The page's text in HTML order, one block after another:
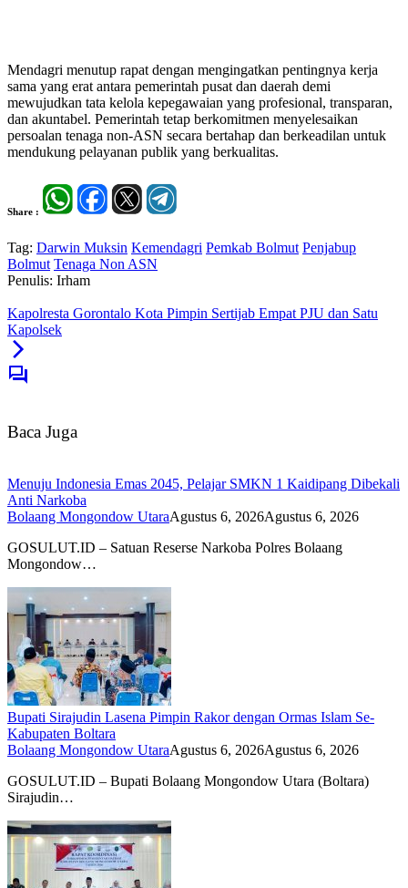
Mendagri menutup rapat dengan mengingatkan pentingnya kerja
sama yang erat antara pemerintah pusat dan daerah demi
mewujudkan tata kelola kepegawaian yang profesional, transparan,
dan akuntabel. Pemerintah tetap berkomitmen menyelesaikan
persoalan tenaga non-ASN secara bertahap dan berkeadilan untuk
mendukung pelayanan publik yang berkualitas.
Share :
Tag: Darwin Muksin Kemendagri Pemkab Bolmut Penjabup
Bolmut Tenaga Non ASN
Penulis: Irham
Kapolresta Gorontalo Kota Pimpin Sertijab Empat PJU dan Satu
Kapolsek
Baca Juga
Menuju Indonesia Emas 2045, Pelajar SMKN 1 Kaidipang Dibekali
Anti Narkoba
Bolaang Mongondow UtaraAgustus 6, 2026Agustus 6, 2026
GOSULUT.ID – Satuan Reserse Narkoba Polres Bolaang
Mongondow…
Bupati Sirajudin Lasena Pimpin Rakor dengan Ormas Islam Se-
Kabupaten Boltara
Bolaang Mongondow UtaraAgustus 6, 2026Agustus 6, 2026
GOSULUT.ID – Bupati Bolaang Mongondow Utara (Boltara)
Sirajudin…